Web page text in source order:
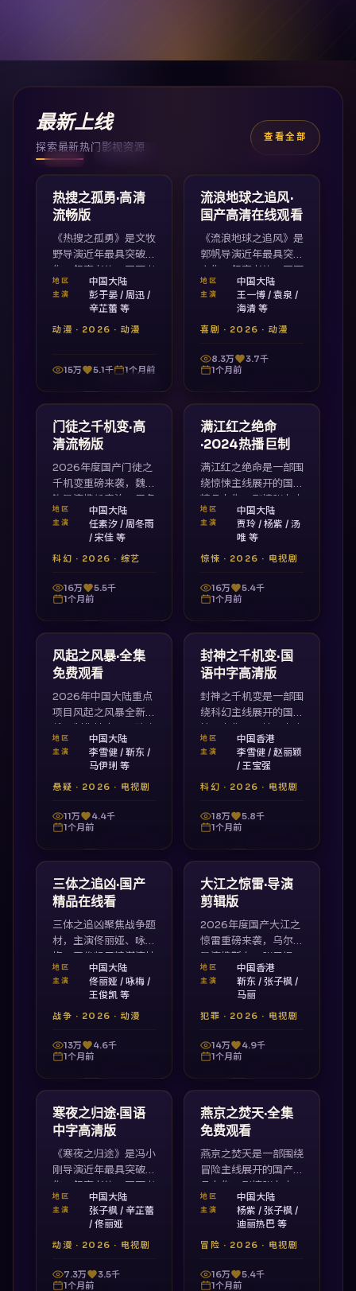
最新上线
探索最新热门影视资源
查看全部
最新
中国大陆 2:06:44
热搜之孤勇·高清
流畅版
《热搜之孤勇》是文牧
野导演近年最具突破之
作，叙事老练、画面考
究、情感真挚，视频列
表国产17视频独家高
地区 中国大陆
主演
彭于晏 / 周迅 /
辛芷蕾 等
动漫 · 2026 · 动漫
15万 5.1千 1个月前
最新
流浪地球之追风·
国产高清在线观看
《流浪地球之追风》是
郭帆导演近年最具突破
之作，叙事老练、画面
考究、情感真挚，视频
列表国产17视频独家
地区 中国大陆
主演
王一博 / 袁泉 /
海清 等
喜剧 · 2026 · 动漫
8.3万
3.7千
1个月前
最新
门徒之千机变·高
清流畅版
2026年度国产门徒之
千机变重磅来袭，魏书
钧导演携任素汐、周冬
雨、宋佳打造，视听震
撼、情节扣人心弦，国
产17视频在线观看完
整版。
地区 中国大陆
主演
任素汐 / 周冬雨
/ 宋佳 等
科幻 · 2026 · 综艺
16万
5.5千
1个月前
最新
满江红之绝命
·2024热播巨制
满江红之绝命是一部围
绕惊悚主线展开的国产
精品力作，剧情张力十
足、节奏紧凑。许鞍华
执导，贾玲、杨紫、汤
视频高清在线观看免费
地区 中国大陆
主演
贾玲 / 杨紫 / 汤
唯 等
惊悚 · 2026 · 电视剧
16万
5.4千
1个月前
最新
风起之风暴·全集
免费观看
2026年中国大陆重点
项目风起之风暴全新上
线，制作精良、口碑火
爆，视频列表国产17
视频免费观看完整版
地区 中国大陆
主演
李雪健 / 靳东 /
马伊琍 等
悬疑 · 2026 · 电视剧
11万
4.4千
1个月前
最新
封神之千机变·国
语中字高清版
封神之千机变是一部围
绕科幻主线展开的国产
精品力作，剧情张力十
足、节奏紧凑。郭帆执
导，李雪健、赵丽颖、
17视频高清在线观看
地区 中国香港
主演
李雪健 / 赵丽颖
/ 王宝强
科幻 · 2026 · 电视剧
18万
5.8千
1个月前
最新
三体之追凶·国产
精品在线看
三体之追凶聚焦战争题
材，主演佟丽娅、咏
梅、王俊凯用精湛演技
塑造立体角色，国产
17视频精品视频列表
看。
地区 中国大陆
主演
佟丽娅 / 咏梅 /
王俊凯 等
战争 · 2026 · 动漫
13万
4.6千
1个月前
最新
大江之惊雷·导演
剪辑版
2026年度国产大江之
惊雷重磅来袭，乌尔善
导演携靳东、张子枫、
马丽打造，视听震撼、
情节扣人心弦，国产
版。
地区 中国香港
主演
靳东 / 张子枫 /
马丽
犯罪 · 2026 · 电视剧
14万
4.9千
1个月前
最新
寒夜之归途·国语
中字高清版
《寒夜之归途》是冯小
刚导演近年最具突破之
作，叙事老练、画面考
究、情感真挚，视频列
表国产17视频独家高
地区 中国大陆
主演
张子枫 / 辛芷蕾
/ 佟丽娅
动漫 · 2026 · 电视剧
7.3万
3.5千
1个月前
最新
燕京之焚天·全集
免费观看
燕京之焚天是一部围绕
冒险主线展开的国产精
品力作，剧情张力十
足、节奏紧凑。饺子执
导，杨紫、张子枫、迪
17视频高清在线观看
地区 中国大陆
主演
杨紫 / 张子枫 /
迪丽热巴 等
冒险 · 2026 · 电视剧
16万
5.4千
1个月前